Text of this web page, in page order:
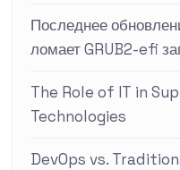
Последнее
ломает GRUB2-efi
The Role of IT in
Technologies
DevOps vs.